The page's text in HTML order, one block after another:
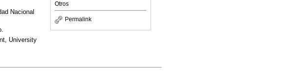
Otros
Permalink
Nacional
University